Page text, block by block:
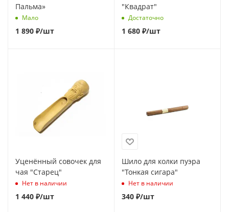
Пальма»
Мало
1 890 ₽/шт
"Квадрат"
Достаточно
1 680 ₽/шт
Уценённый совочек для
чая "Старец"
Нет в наличии
1 440 ₽/шт
Шило для колки пуэра
"Тонкая сигара"
Нет в наличии
340 ₽/шт